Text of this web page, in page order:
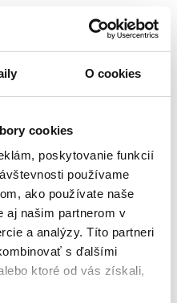
O cookies
cookies
poskytovanie funkcií
používame
ako používate naše
aj našim partnerom v
a analýzy. Títo partneri
s ďalšími
ktoré od vás získali,